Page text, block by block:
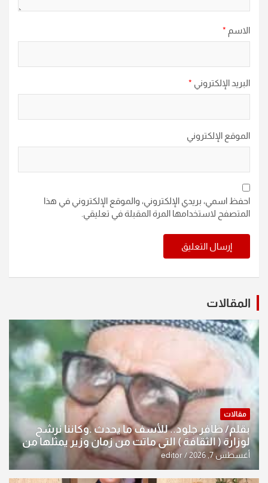
الاسم *
البريد الإلكتروني *
الموقع الإلكتروني
احفظ اسمي، بريدي الإلكتروني، والموقع الإلكتروني في هذا
المتصفح لاستخدامها المرة المقبلة في تعليقي.
المقالات
مقالات
بقلم/ ظافر جلود.. للأسف ما يحدث .وكاننا نرشح
لوزارة ( الثقافة ) التي ماتت من زمان وزير يمثلها من
النخبة والإرث العظيم للثقافة العراقية..
أغسطس 7, 2026 editor